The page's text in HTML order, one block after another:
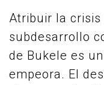
Atribuir la
subdesarrollo
de Bukele es
empeora. El